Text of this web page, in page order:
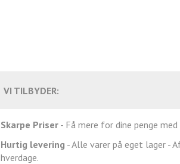
VI TILBYDER:
Skarpe Priser- Få mere for dine penge
Hurtig levering - Alle varer på eget lager -
hverdage.